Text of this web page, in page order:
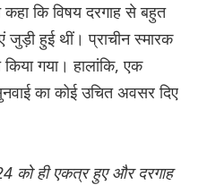
कहा कि विषय दरगाह से बहुत
जुड़ी हुई थीं। प्राचीन स्मारक
गया। हालांकि, एक
का कोई उचित अवसर दिए
को ही एकत्र हुए और दरगाह